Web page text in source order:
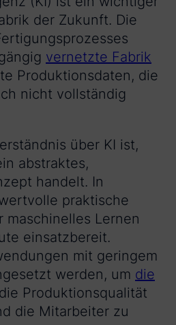
der Zukunft. Die
vernetzte Fabrik
Produktionsdaten, die
nicht vollständig
über KI ist,
abstraktes,
handelt. In
praktische
maschinelles Lernen
einsatzbereit.
mit geringem
werden, um die
Produktionsqualität
die Mitarbeiter zu